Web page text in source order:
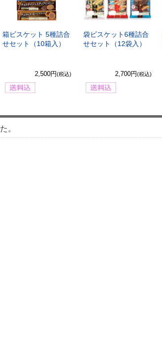
箱ビスケット 5種詰合
せセット（10箱入）
2,500円(税込)
袋ビスケット6種詰合
せセット（12袋入）
2,700円(税込)
。